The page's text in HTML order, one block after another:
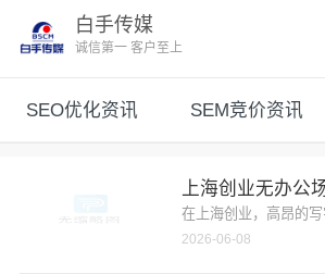
白手传媒
诚信第一 客户至上
SEO优化资讯 SEM竞价资讯
上海创业无办公
在上海创业，高昂的
2026-06-08